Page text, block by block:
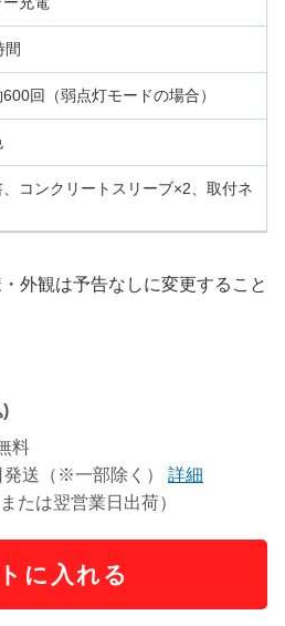
間
回（弱点灯モードの場合）
コンクリートスリーブ×2、取付ネ
外観は予告なしに変更すること
)
料
送（※一部除く）
詳細
たは翌営業日出荷）
に入れる